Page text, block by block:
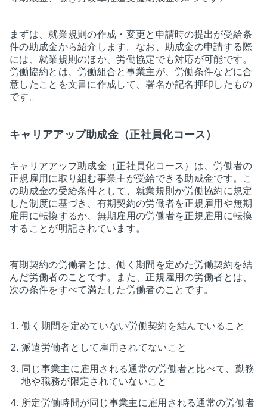
まずは、就業規則の作成・変更と申請時の提出が受給条
件の助成金から紹介します。なお、助成金の申請する際
には、就業規則のほか、労働協定でも対応が可能です。
労働協約とは、労働組合と事業主が、労働条件などに合
意したことを文書に作成して、署名か記名押印したもの
です。
キャリアアップ助成金（正社員化コース）
キャリアアップ助成金（正社員化コース）は、労働者の
正規雇用に取り組む事業主が受給できる助成金です。こ
の助成金の受給条件として、就業規則か労働協約に規定
した制度に基づき、有期契約の労働者を正規雇用や無期
雇用に転換するか、無期雇用の労働者を正規雇用に転換
することが明記されています。
有期契約の労働者とは、働く期間を定めた労働契約を結
んだ労働者のことです。また、正規雇用の労働者とは、
次の条件をすべて満たした労働者のことです。
働く期間を定めていない労働契約を結んでいること
派遣労働者として雇用されてないこと
同じ事業主に雇用される通常の労働者と比べて、勤務
地や職務が限定されていないこと
所定労働時間が同じ事業主に雇用される通常の労働者